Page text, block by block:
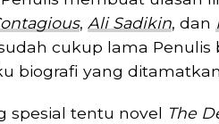
, Ali Sadikin, dan
cukup lama Penulis
biografi yang
spesial tentu novel The